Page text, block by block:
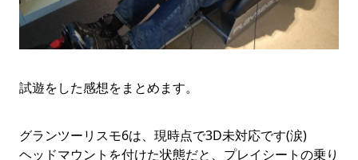
試遊をした感想をまとめます。
グランツーリスモ6は、現時点で3D未対応です(涙)
ヘッドマウントを付けた状態だと、プレイシートの乗り